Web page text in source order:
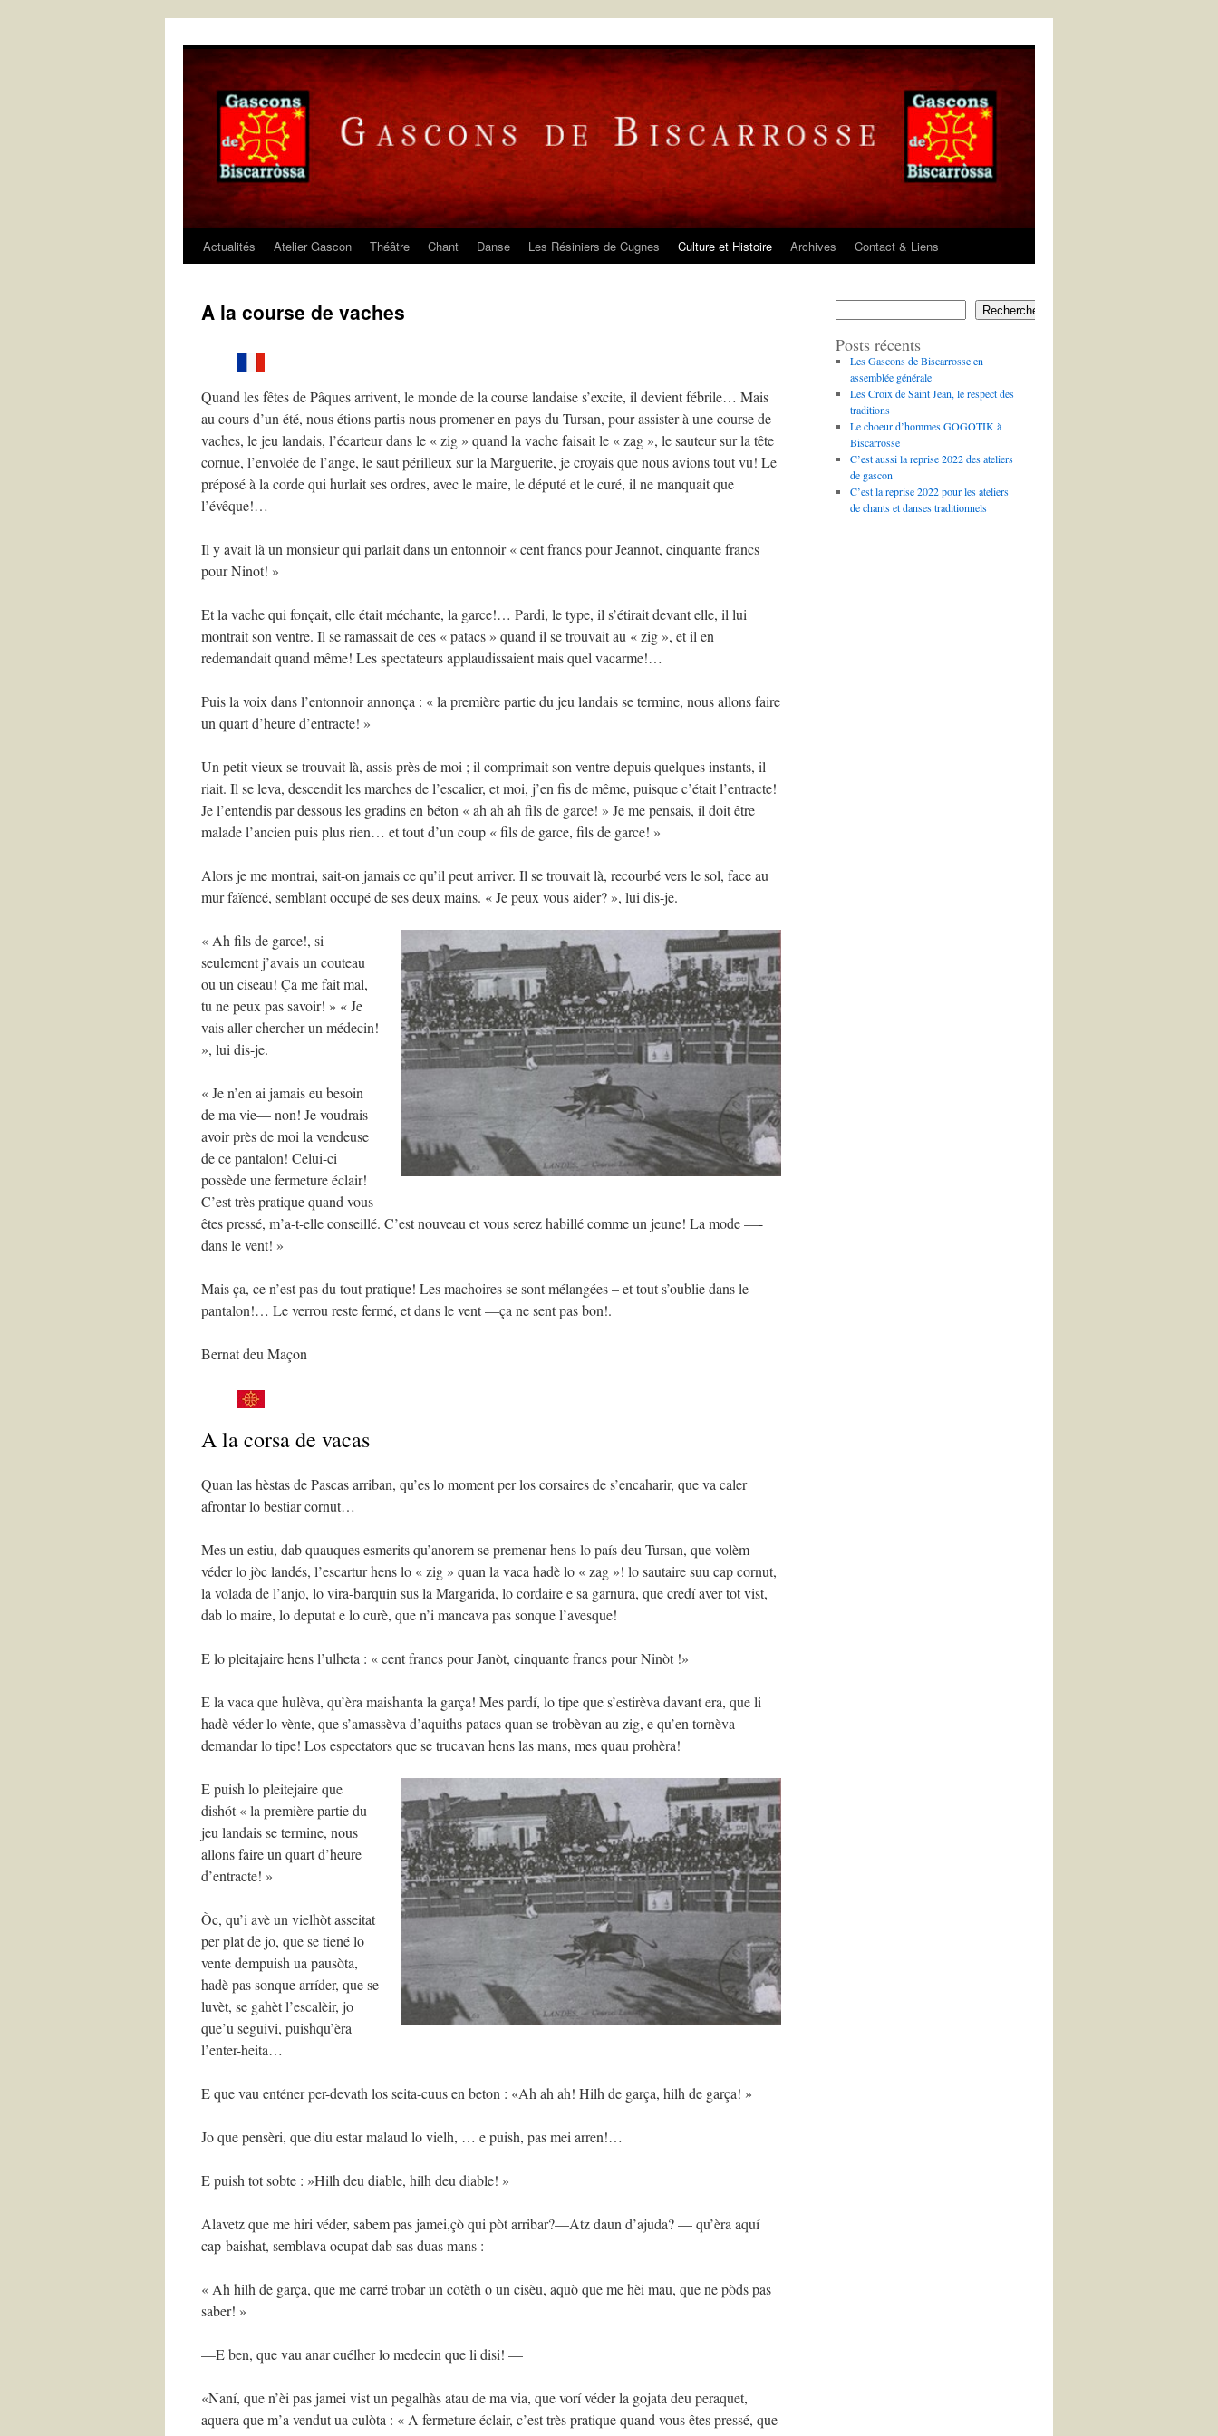
Actualités Atelier Gascon Théâtre Chant Danse Les Résiniers de Cugnes Culture et Histoire Archives Contact & Liens
A la course de vaches
Quand les fêtes de Pâques arrivent, le monde de la course landaise s’excite, il devient fébrile… Mais
au cours d’un été, nous étions partis nous promener en pays du Tursan, pour assister à une course de
vaches, le jeu landais, l’écarteur dans le « zig » quand la vache faisait le « zag », le sauteur sur la tête
cornue, l’envolée de l’ange, le saut périlleux sur la Marguerite, je croyais que nous avions tout vu! Le
préposé à la corde qui hurlait ses ordres, avec le maire, le député et le curé, il ne manquait que
l’évêque!…
Il y avait là un monsieur qui parlait dans un entonnoir « cent francs pour Jeannot, cinquante francs
pour Ninot! »
Et la vache qui fonçait, elle était méchante, la garce!… Pardi, le type, il s’étirait devant elle, il lui
montrait son ventre. Il se ramassait de ces « patacs » quand il se trouvait au « zig », et il en
redemandait quand même! Les spectateurs applaudissaient mais quel vacarme!…
Puis la voix dans l’entonnoir annonça : « la première partie du jeu landais se termine, nous allons faire
un quart d’heure d’entracte! »
Un petit vieux se trouvait là, assis près de moi ; il comprimait son ventre depuis quelques instants, il
riait. Il se leva, descendit les marches de l’escalier, et moi, j’en fis de même, puisque c’était l’entracte!
Je l’entendis par dessous les gradins en béton « ah ah ah fils de garce! » Je me pensais, il doit être
malade l’ancien puis plus rien… et tout d’un coup « fils de garce, fils de garce! »
Alors je me montrai, sait-on jamais ce qu’il peut arriver. Il se trouvait là, recourbé vers le sol, face au
mur faïencé, semblant occupé de ses deux mains. « Je peux vous aider? », lui dis-je.
« Ah fils de garce!, si
seulement j’avais un couteau
ou un ciseau! Ça me fait mal,
tu ne peux pas savoir! » « Je
vais aller chercher un médecin!
», lui dis-je.
« Je n’en ai jamais eu besoin
de ma vie— non! Je voudrais
avoir près de moi la vendeuse
de ce pantalon! Celui-ci
possède une fermeture éclair!
C’est très pratique quand vous
êtes pressé, m’a-t-elle conseillé. C’est nouveau et vous serez habillé comme un jeune! La mode —-
dans le vent! »
Mais ça, ce n’est pas du tout pratique! Les machoires se sont mélangées – et tout s’oublie dans le
pantalon!… Le verrou reste fermé, et dans le vent —ça ne sent pas bon!.
Bernat deu Maçon
A la corsa de vacas
Quan las hèstas de Pascas arriban, qu’es lo moment per los corsaires de s’encaharir, que va caler
afrontar lo bestiar cornut…
Mes un estiu, dab quauques esmerits qu’anorem se premenar hens lo país deu Tursan, que volèm
véder lo jòc landés, l’escartur hens lo « zig » quan la vaca hadè lo « zag »! lo sautaire suu cap cornut,
la volada de l’anjo, lo vira-barquin sus la Margarida, lo cordaire e sa garnura, que credí aver tot vist,
dab lo maire, lo deputat e lo curè, que n’i mancava pas sonque l’avesque!
E lo pleitajaire hens l’ulheta : « cent francs pour Janòt, cinquante francs pour Ninòt !»
E la vaca que hulèva, qu’èra maishanta la garça! Mes pardí, lo tipe que s’estirèva davant era, que li
hadè véder lo vènte, que s’amassèva d’aquiths patacs quan se trobèvan au zig, e qu’en tornèva
demandar lo tipe! Los espectators que se trucavan hens las mans, mes quau prohèra!
E puish lo pleitejaire que
dishót « la première partie du
jeu landais se termine, nous
allons faire un quart d’heure
d’entracte! »
Òc, qu’i avè un vielhòt asseitat
per plat de jo, que se tiené lo
vente dempuish ua pausòta,
hadè pas sonque arríder, que se
luvèt, se gahèt l’escalèir, jo
que’u seguivi, puishqu’èra
l’enter-heita…
E que vau enténer per-devath los seita-cuus en beton : «Ah ah ah! Hilh de garça, hilh de garça! »
Jo que pensèri, que diu estar malaud lo vielh, … e puish, pas mei arren!…
E puish tot sobte : »Hilh deu diable, hilh deu diable! »
Alavetz que me hiri véder, sabem pas jamei,çò qui pòt arribar?—Atz daun d’ajuda? — qu’èra aquí
cap-baishat, semblava ocupat dab sas duas mans :
« Ah hilh de garça, que me carré trobar un cotèth o un cisèu, aquò que me hèi mau, que ne pòds pas
saber! »
—E ben, que vau anar cuélher lo medecin que li disi! —
«Naní, que n’èi pas jamei vist un pegalhàs atau de ma via, que vorí véder la gojata deu peraquet,
aquera que m’a vendut ua culòta : « A fermeture éclair, c’est très pratique quand vous êtes pressé, que
Rechercher
Posts récents
Les Gascons de Biscarrosse en
assemblée générale
Les Croix de Saint Jean, le respect des
traditions
Le choeur d’hommes GOGOTIK à
Biscarrosse
C’est aussi la reprise 2022 des ateliers
de gascon
C’est la reprise 2022 pour les ateliers
de chants et danses traditionnels